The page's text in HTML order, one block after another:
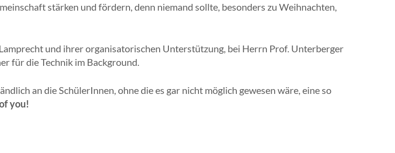
stärken und fördern, denn niemand sollte, besonders zu Weihnachten,
und ihrer organisatorischen Unterstützung, bei Herrn Prof. Unterberger
für die Technik im Background.
an die SchülerInnen, ohne die es gar nicht möglich gewesen wäre, eine so
you!